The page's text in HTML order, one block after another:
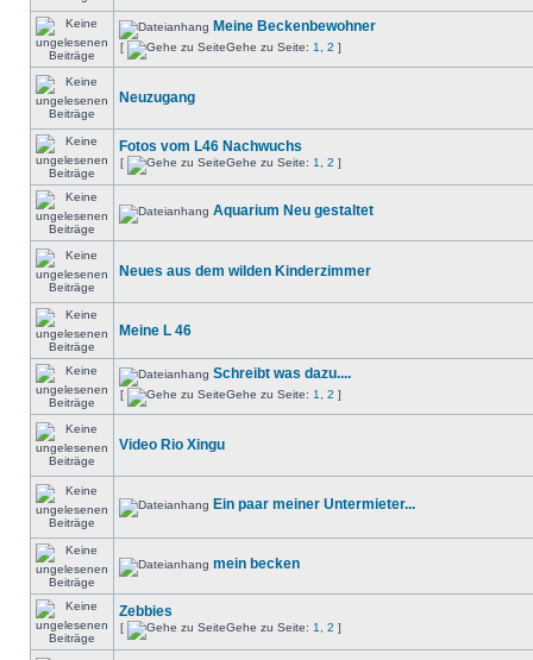
Meine Beckenbewohner
[ Gehe zu Seite: 1 2 ]
Neuzugang
Fotos vom L46 Nachwuchs
[ Gehe zu Seite: 1 2 ]
Aquarium Neu gestaltet
Neues aus dem wilden Kinderzimmer
Meine L 46
Schreibt was dazu....
[ Gehe zu Seite: 1 2 ]
Video Rio Xingu
Ein paar meiner Untermieter...
mein becken
Zebbies
[ Gehe zu Seite: 1 2 ]